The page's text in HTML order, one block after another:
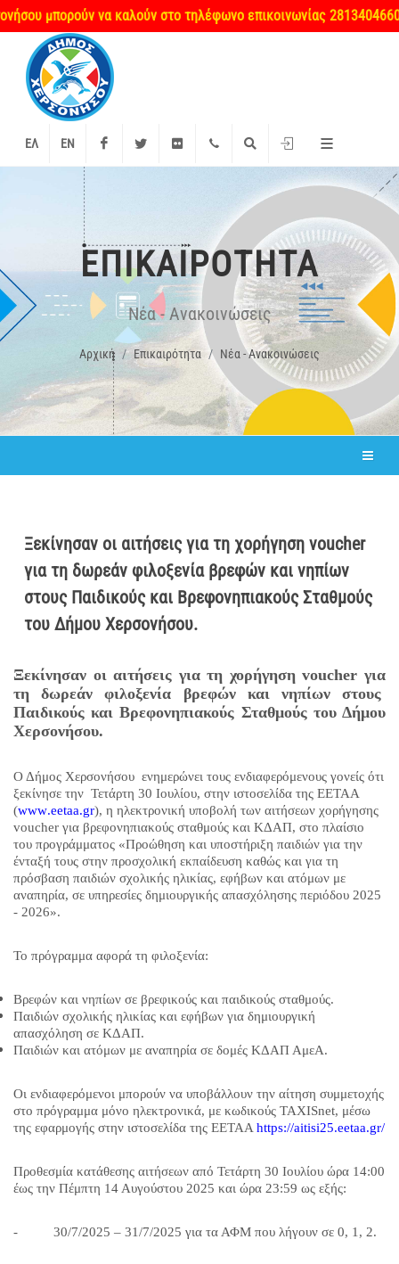
μπορούν να καλούν στο τηλέφωνο επικοινωνίας 2813404660
ΕΛ EN FacebookTwitter Flickr +2897 340000Αναζήτηση
Είσοδος
ΕΠΙΚΑΙΡΌΤΗΤΑ
Νέα - Ανακοινώσεις
Αρχική Επικαιρότητα Νέα - Ανακοινώσεις
Ξεκίνησαν οι αιτήσεις για τη χορήγηση voucher
για τη δωρεάν φιλοξενία βρεφών και νηπίων
στους Παιδικούς και Βρεφονηπιακούς Σταθμούς
του Δήμου Χερσονήσου.
Ξεκίνησαν οι αιτήσεις για τη χορήγησηvoucher για
τη δωρεάν φιλοξενία βρεφών και νηπίων στους
Παιδικούς και Βρεφονηπιακούς Σταθμούς του Δήμου
Χερσονήσου.
Ο Δήμος Χερσονήσου ενημερώνει τους ενδιαφερόμενους γονείς ότι
ξεκίνησε την Τετάρτη 30 Ιουλίου, στην ιστοσελίδα της ΕΕΤΑΑ
(www.eetaa.gr), η ηλεκτρονική υποβολή των αιτήσεων χορήγησης
voucher για βρεφονηπιακούς σταθμούς και ΚΔΑΠ, στο πλαίσιο
του προγράμματος «Προώθηση και υποστήριξη παιδιών για την
ένταξή τους στην προσχολική εκπαίδευση καθώς και για τη
πρόσβαση παιδιών σχολικής ηλικίας, εφήβων και ατόμων με
αναπηρία, σε υπηρεσίες δημιουργικής απασχόλησης περιόδου 2025
- 2026».
Το πρόγραμμα αφορά τη φιλοξενία:
Βρεφών και νηπίων σε βρεφικούς και παιδικούς σταθμούς.
Παιδιών σχολικής ηλικίας και εφήβων για δημιουργική
απασχόληση σε ΚΔΑΠ.
Παιδιών και ατόμων με αναπηρία σε δομές ΚΔΑΠ ΑμεΑ.
Οι ενδιαφερόμενοι μπορούν να υποβάλλουν την αίτηση συμμετοχής
στο πρόγραμμα μόνο ηλεκτρονικά, με κωδικούς TAXISnet, μέσω
της εφαρμογής στην ιστοσελίδα της ΕΕΤΑΑ https://aitisi25.eetaa.gr/
Προθεσμία κατάθεσης αιτήσεων από Τετάρτη 30 Ιουλίου ώρα 14:00
έως την Πέμπτη 14 Αυγούστου 2025 και ώρα 23:59 ως εξής:
- 30/7/2025 – 31/7/2025 για τα ΑΦΜ που λήγουν σε 0, 1, 2.